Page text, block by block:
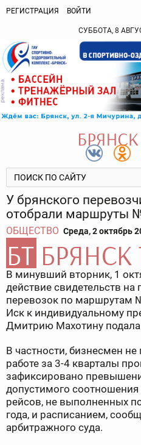
РЕГИСТРАЦИЯ ВОЙТИ
СУББОТА, 8
У брянского
отобрали маршруты
ОБЩЕСТВО Среда, 2 октябрь
В минувший вторник, 1
действие свидетельств
перевозок по маршрутам
Иск к индивидуальному
Дмитрию Махотину
В частности, бизнесмен
работе за 3-4 кварталы
зафиксировано
допустимого
рейсов, не выполненных
года, и расписанием,
арбитражного суда.